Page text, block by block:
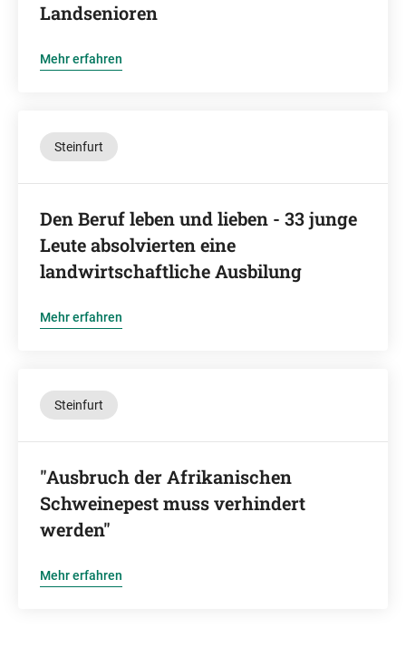
Landsenioren
Mehr erfahren
Steinfurt
Den Beruf leben und lieben - 33 junge
Leute absolvierten eine
landwirtschaftliche Ausbilung
Mehr erfahren
Steinfurt
"Ausbruch der Afrikanischen
Schweinepest muss verhindert
werden"
Mehr erfahren